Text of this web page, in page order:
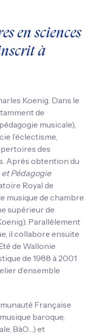
en sciences
à
Koenig. Dans le
de
musicale),
l’éclectisme,
des
Après obtention du
et Pédagogie
Royal de
musique de chambre
supérieur de
Parallèlement
il collabore ensuite
de Wallonie
de 1988 à 2001
d’ensemble
Française
baroque,
BàO…) et